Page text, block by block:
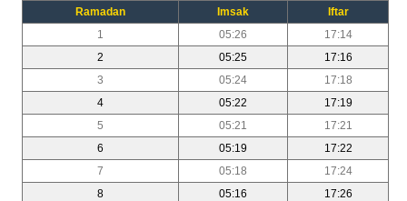
Ramadan Imsak
Iftar
1
05:26
17:14
2
05:25
17:16
3
05:24
17:18
4
05:22
17:19
5
05:21
17:21
6
05:19
17:22
7
05:18
17:24
8
05:16
17:26